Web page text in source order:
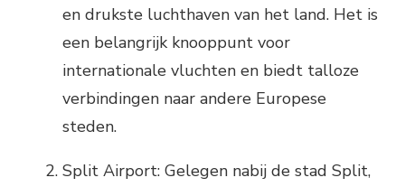
en drukste luchthaven van het land. Het is
een belangrijk knooppunt voor
internationale vluchten en biedt talloze
verbindingen naar andere Europese
steden.
Split Airport: Gelegen nabij de stad Split,